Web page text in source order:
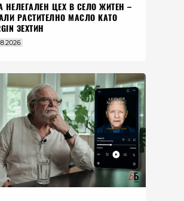
НЕЛЕГАЛЕН ЦЕХ В СЕЛО ЖИТЕН –
РАСТИТЕЛНО МАСЛО КАТО
ЗЕХТИН